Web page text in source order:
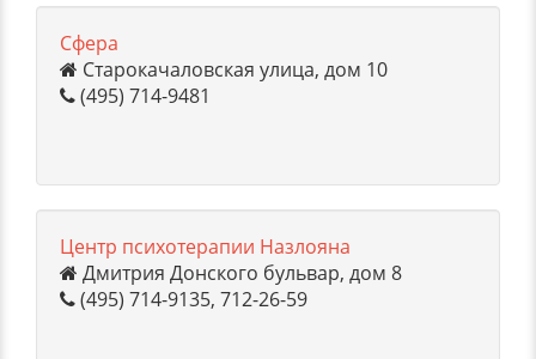
Сфера
Старокачаловская улица, дом 10
(495) 714-9481
Центр психотерапии Назлояна
Дмитрия Донского бульвар, дом 8
(495) 714-9135, 712-26-59